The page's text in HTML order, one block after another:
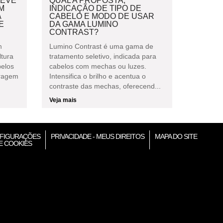
INDICAÇÃO DE TIPO DE
CABELO E MODO DE USAR
DA GAMA LUMINO
CONTRAST?
Lumino Contrast é uma gama de
tratamento seletivo, indicada para
cabelos com mechas ou luzes.
Intensifica o brilho e acentua o
contraste das mechas, oferecend...
Veja mais
COOKIES
PRIVACIDADE - MEUS DIREITOS MAPA DO SITE